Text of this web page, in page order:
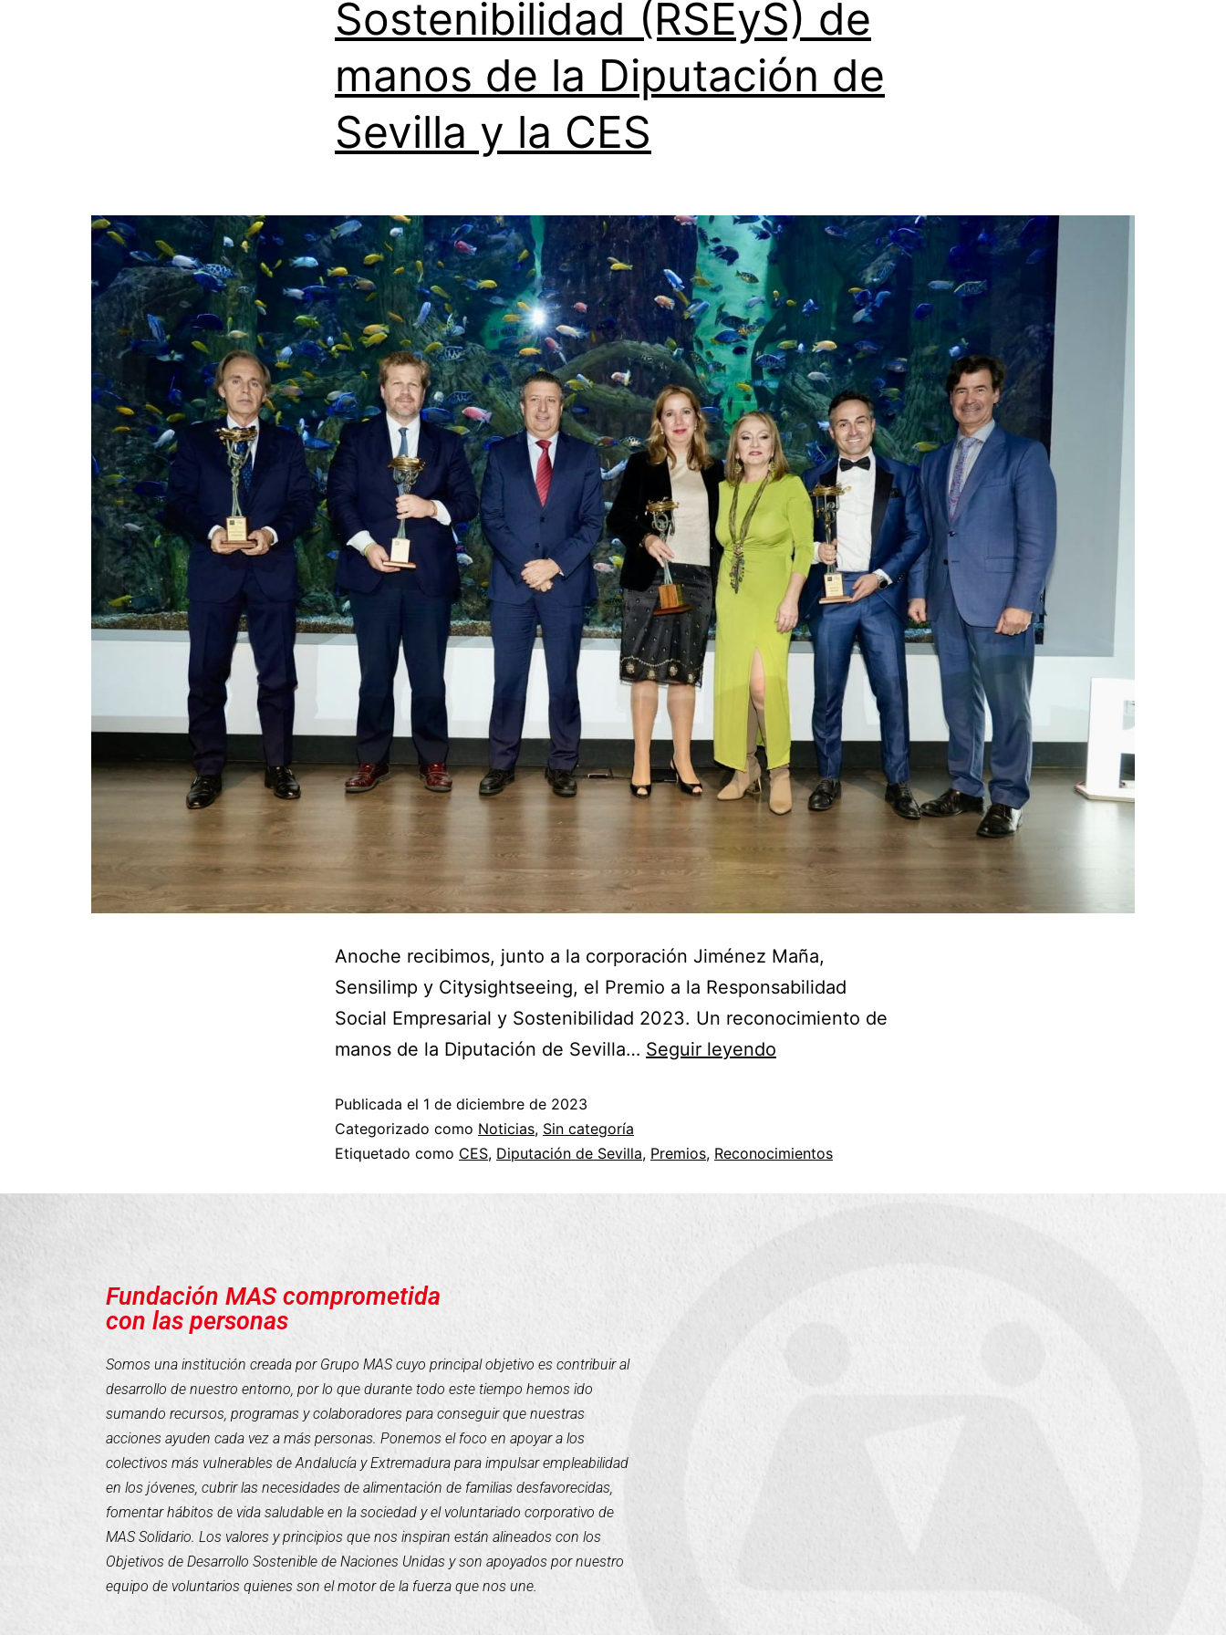
Sostenibilidad (RSEyS) de
manos de la Diputación de
Sevilla y la CES
Anoche recibimos, junto a la corporación Jiménez Maña,
Sensilimp y Citysightseeing, el Premio a la Responsabilidad
Social Empresarial y Sostenibilidad 2023. Un reconocimiento de
manos de la Diputación de Sevilla… Seguir leyendo
Publicada el 1 de diciembre de 2023
Categorizado como Noticias, Sin categoría
Etiquetado como CES, Diputación de Sevilla, Premios, Reconocimientos
Fundación MAS comprometida
con las personas
Somos una institución creada por Grupo MAS cuyo principal objetivo es contribuir al
desarrollo de nuestro entorno, por lo que durante todo este tiempo hemos ido
sumando recursos, programas y colaboradores para conseguir que nuestras
acciones ayuden cada vez a más personas. Ponemos el foco en apoyar a los
colectivos más vulnerables de Andalucía y Extremadura para impulsar empleabilidad
en los jóvenes, cubrir las necesidades de alimentación de familias desfavorecidas,
fomentar hábitos de vida saludable en la sociedad y el voluntariado corporativo de
MAS Solidario. Los valores y principios que nos inspiran están alineados con los
Objetivos de Desarrollo Sostenible de Naciones Unidas y son apoyados por nuestro
equipo de voluntarios quienes son el motor de la fuerza que nos une.